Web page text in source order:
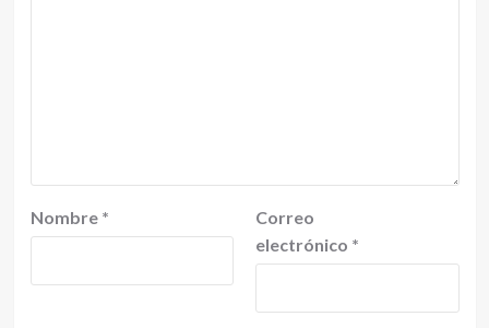
Nombre *
Correo
electrónico *